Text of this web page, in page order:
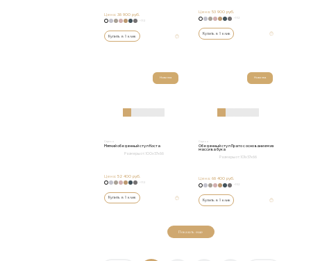
Цена: 38 900 руб.
+152
Купить в 1 клик
Цена:53 900 руб.
+152
Купить в 1 клик
Новинка
Стулья
Мягкий обеденный стул Коста
Размеры от: 100x57x66
Цена: 52 400 руб.
+152
Купить в 1 клик
Новинка
Стулья
Обеденный стул Прато с основанием из
массива бука
Размеры от: 101x57x66
Цена:68 400 руб.
+152
Купить в 1 клик
Показать еще